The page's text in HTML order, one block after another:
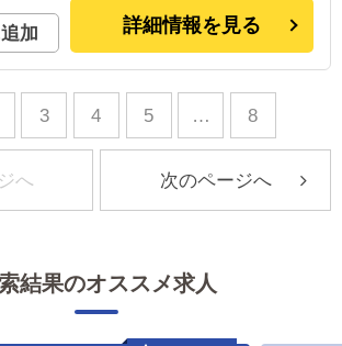
加 詳細情報を見る
3 4 5 … 8
へ 次のページへ
結果のオススメ求人